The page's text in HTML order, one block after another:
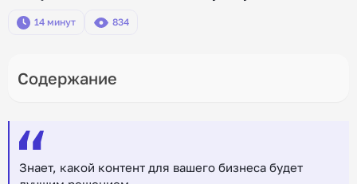
14 минут 834
Знает, какой контент для вашего бизнеса будет